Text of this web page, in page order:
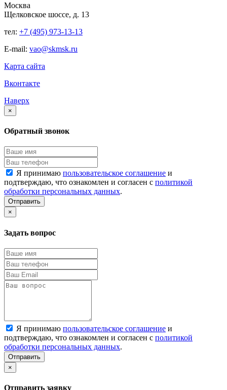
Москва
Щелковское шоссе, д. 13
тел: +7 (495) 973-13-13
E-mail: vao@skmsk.ru
Карта сайта
Вконтакте
Наверх
×
Обратный звонок
Я принимаю пользовательское соглашение и
подтверждаю, что ознакомлен и согласен с политикой
обработки персональных данных.
Отправить
×
Задать вопрос
Я принимаю пользовательское соглашение и
подтверждаю, что ознакомлен и согласен с политикой
обработки персональных данных.
Отправить
×
Отправить заявку